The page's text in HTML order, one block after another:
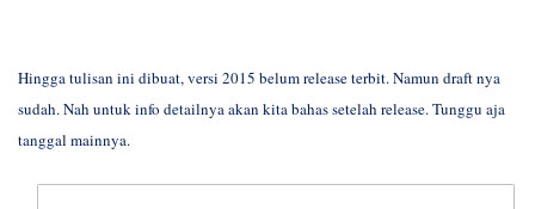
Hingga tulisan ini dibuat, versi 2015 belum release terbit. Namun draft nya
sudah. Nah untuk info detailnya akan kita bahas setelah release. Tunggu aja
tanggal mainnya.